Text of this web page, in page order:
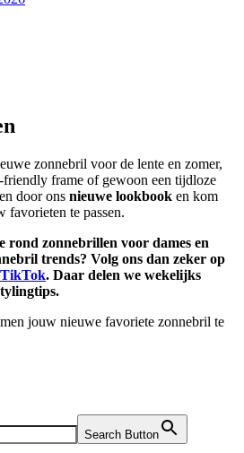
zonnebril voor de lente en zomer,
frame of gewoon een tijdloze
door ons nieuwe lookbook en kom
te passen.
rond zonnebrillen voor dames en
trends? Volg ons dan zeker op
TikTok. Daar delen we wekelijks
jouw nieuwe favoriete zonnebril te
Search Button